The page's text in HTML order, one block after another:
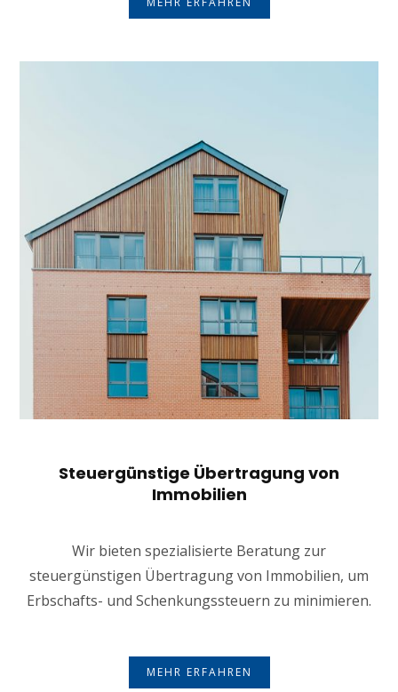
Steuergünstige Übertragung von
Immobilien
Wir bieten spezialisierte Beratung zur
steuergünstigen Übertragung von Immobilien, um
Erbschafts- und Schenkungssteuern zu minimieren.
MEHR ERFAHREN